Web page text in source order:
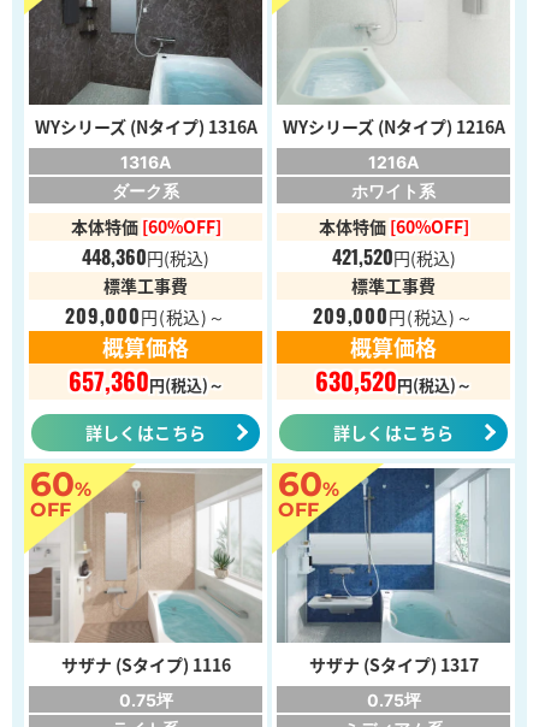
WYシリーズ (Nタイプ) 1316A
1316A
ダーク系
本体特価 [60%OFF]
448,360円(税込)
標準工事費
209,000円(税込)～
概算価格
657,360円(税込)～
詳しくはこちら
WYシリーズ (Nタイプ) 1216A
1216A
ホワイト系
本体特価 [60%OFF]
421,520円(税込)
標準工事費
209,000円(税込)～
概算価格
630,520円(税込)～
詳しくはこちら
60%
OFF
サザナ (Sタイプ) 1116
0.75坪
60%
OFF
サザナ (Sタイプ) 1317
0.75坪